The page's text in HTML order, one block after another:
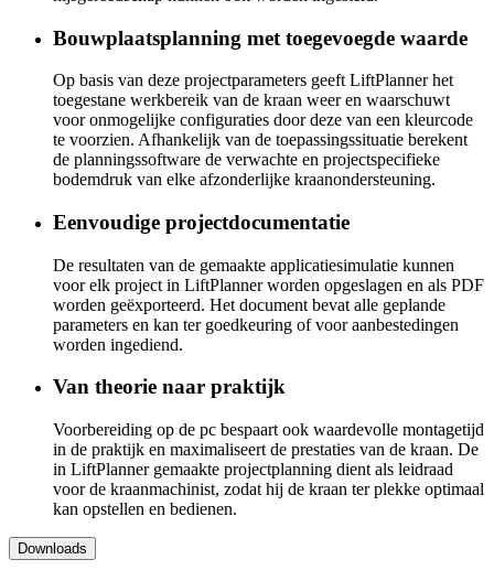
Bouwplaatsplanning met toegevoegde waarde
Op basis van deze projectparameters geeft LiftPlanner het
toegestane werkbereik van de kraan weer en waarschuwt
voor onmogelijke configuraties door deze van een kleurcode
te voorzien. Afhankelijk van de toepassingssituatie berekent
de planningssoftware de verwachte en projectspecifieke
bodemdruk van elke afzonderlijke kraanondersteuning.
Eenvoudige projectdocumentatie
De resultaten van de gemaakte applicatiesimulatie kunnen
voor elk project in LiftPlanner worden opgeslagen en als PDF
worden geëxporteerd. Het document bevat alle geplande
parameters en kan ter goedkeuring of voor aanbestedingen
worden ingediend.
Van theorie naar praktijk
Voorbereiding op de pc bespaart ook waardevolle montagetijd
in de praktijk en maximaliseert de prestaties van de kraan. De
in LiftPlanner gemaakte projectplanning dient als leidraad
voor de kraanmachinist, zodat hij de kraan ter plekke optimaal
kan opstellen en bedienen.
Downloads